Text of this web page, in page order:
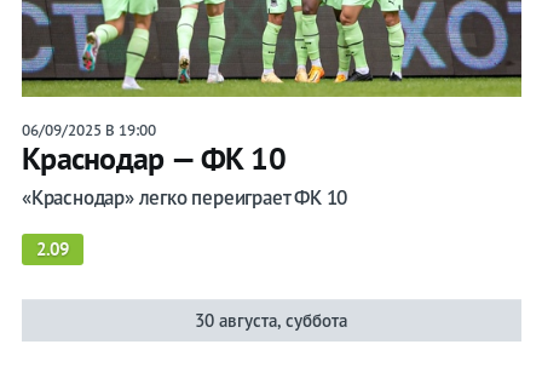
06/09/2025 В 19:00
Краснодар — ФК 10
«Краснодар» легко переиграет ФК 10
2.09
30 августа, суббота